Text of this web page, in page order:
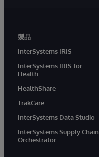
製品
InterSystems IRIS
InterSystems IRIS for
Health
HealthShare
TrakCare
InterSystems Data Studio
InterSystems Supply Chain
Orchestrator